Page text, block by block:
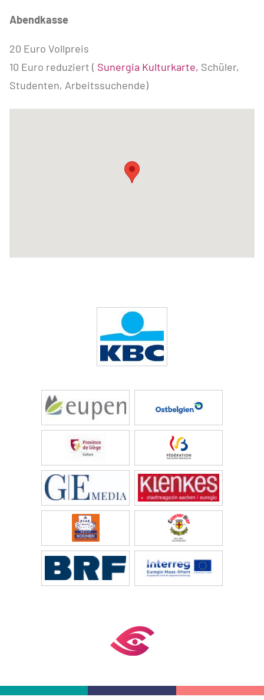
Abendkasse
20 Euro Vollpreis
10 Euro reduziert ( Sunergia Kulturkarte, Schüler,
Studenten, Arbeitssuchende)